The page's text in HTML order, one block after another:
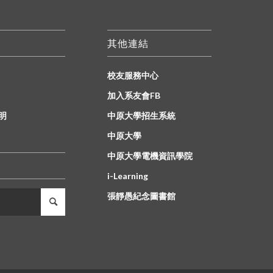
其他連結
校友服務中心
加入系友會FB
中原大學招生系統
中原大學
中原大學電機資訊學院
i-Learning
張靜愚紀念圖書館